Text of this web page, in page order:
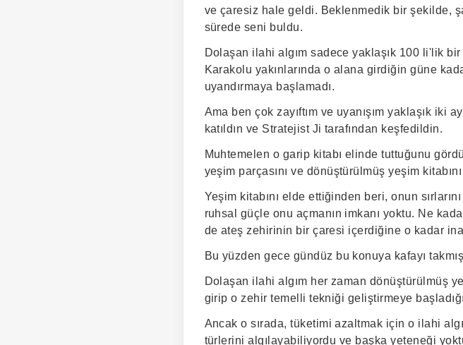
ve çaresiz hale geldi. Beklenmedik bir şekilde,
sürede seni buldu.
Dolaşan ilahi algım sadece yaklaşık 100 li'lik
Karakolu yakınlarında o alana girdiğin güne
uyandırmaya başlamadı.
Ama ben çok zayıftım ve uyanışım yaklaşık iki
katıldın ve Stratejist Ji tarafından keşfedildin.
Muhtemelen o garip kitabı elinde tuttuğunu
yeşim parçasını ve dönüştürülmüş yeşim
Yeşim kitabını elde ettiğinden beri, onun
ruhsal güçle onu açmanın imkanı yoktu. Ne
de ateş zehirinin bir çaresi içerdiğine o kadar
Bu yüzden gece gündüz bu konuya kafayı
Dolaşan ilahi algım her zaman dönüştürülmüş
girip o zehir temelli tekniği geliştirmeye
Ancak o sırada, tüketimi azaltmak için o ilahi
türlerini algılayabiliyordu ve başka yeteneği